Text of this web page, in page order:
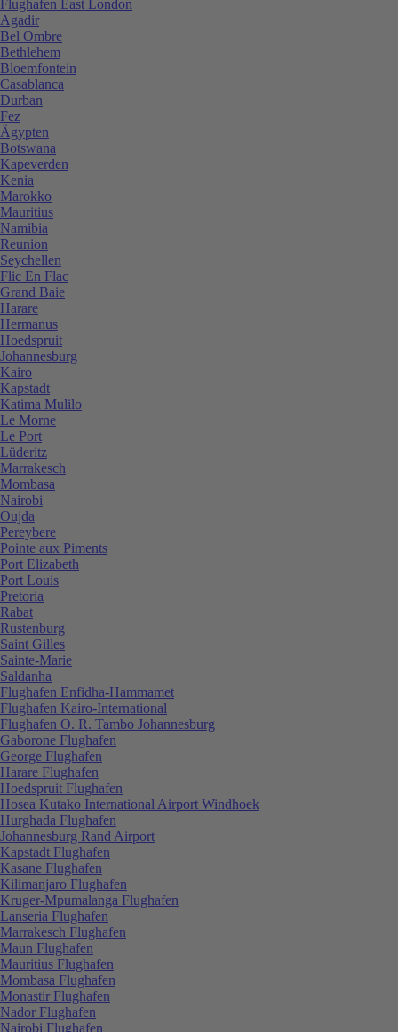
Flughafen East London
Agadir
Bel Ombre
Bethlehem
Bloemfontein
Casablanca
Durban
Fez
Ägypten
Botswana
Kapeverden
Kenia
Marokko
Mauritius
Namibia
Reunion
Seychellen
Flic En Flac
Grand Baie
Harare
Hermanus
Hoedspruit
Johannesburg
Kairo
Kapstadt
Katima Mulilo
Le Morne
Le Port
Lüderitz
Marrakesch
Mombasa
Nairobi
Oujda
Pereybere
Pointe aux Piments
Port Elizabeth
Port Louis
Pretoria
Rabat
Rustenburg
Saint Gilles
Sainte-Marie
Saldanha
Flughafen Enfidha-Hammamet
Flughafen Kairo-International
Flughafen O. R. Tambo Johannesburg
Gaborone Flughafen
George Flughafen
Harare Flughafen
Hoedspruit Flughafen
Hosea Kutako International Airport Windhoek
Hurghada Flughafen
Johannesburg Rand Airport
Kapstadt Flughafen
Kasane Flughafen
Kilimanjaro Flughafen
Kruger-Mpumalanga Flughafen
Lanseria Flughafen
Marrakesch Flughafen
Maun Flughafen
Mauritius Flughafen
Mombasa Flughafen
Monastir Flughafen
Nador Flughafen
Nairobi Flughafen